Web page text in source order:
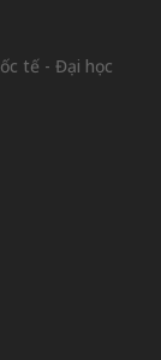
tế - Đại học